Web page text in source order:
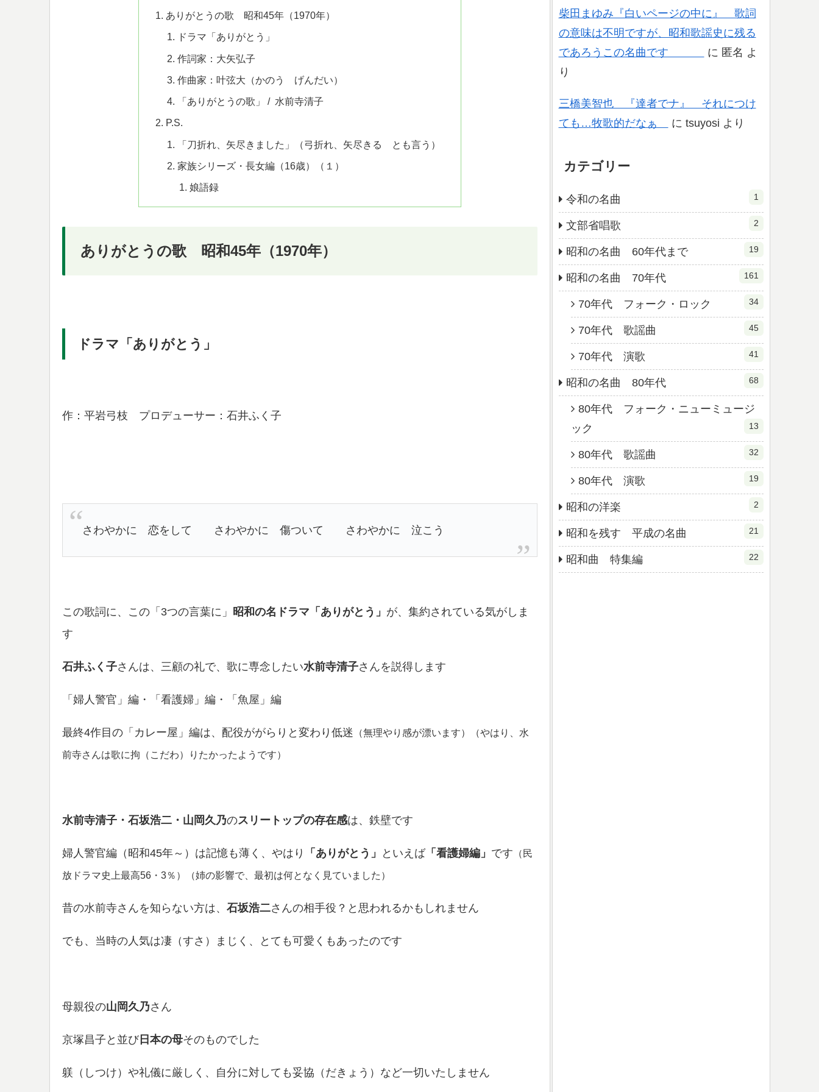
ありがとうの歌 昭和45年（1970年）
ドラマ「ありがとう」
作詞家：大矢弘子
作曲家：叶弦大（かのう げんだい）
「ありがとうの歌」 / 水前寺清子
P.S.
「刀折れ、矢尽きました」（弓折れ、矢尽きる とも言う）
家族シリーズ・長女編（16歳）（１）
娘語録
ありがとうの歌 昭和45年（1970年）
ドラマ「ありがとう」
作：平岩弓枝 プロデューサー：石井ふく子
さわやかに 恋をして さわやかに 傷ついて さわやかに 泣こう
この歌詞に、この「3つの言葉に」 昭和の名ドラマ「ありがとう」 が、集約されている気がしま
す
石井ふく子さんは、三顧の礼で、歌に専念したい水前寺清子さんを説得します
「婦人警官」編・「看護婦」編・「魚屋」編
最終4作目の「カレー屋」編は、配役ががらりと変わり低迷 （無理やり感が漂います） （やはり、水
前寺さんは歌に拘（こだわ）りたかったようです）
水前寺清子・石坂浩二・山岡久乃のスリートップの存在感は、鉄壁です
婦人警官編（昭和45年～）は記憶も薄く、やはり 「ありがとう」 といえば「看護婦編」 です （民
放ドラマ史上最高56・3％）（姉の影響で、最初は何となく見ていました）
昔の水前寺さんを知らない方は、 石坂浩二さんの相手役？と思われるかもしれません
でも、当時の人気は凄（すさ）まじく、とても可愛くもあったのです
母親役の山岡久乃さん
京塚昌子と並び日本の母そのものでした
躾（しつけ）や礼儀に厳しく、自分に対しても妥協（だきょう）など一切いたしません
柴田まゆみ『白いページの中に』 歌詞
の意味は不明ですが、昭和歌謡史に残る
であろうこの名曲です
に 匿名 よ
り
三橋美智也 『達者でナ』 それにつけ
ても…牧歌的だなぁ
に tsuyosi より
カテゴリー
令和の名曲 1
文部省唱歌 2
昭和の名曲 60年代まで 19
昭和の名曲 70年代 161
70年代 フォーク・ロック 34
70年代 歌謡曲 45
70年代 演歌 41
昭和の名曲 80年代 68
80年代 フォーク・ニューミュージ
ック
13
80年代 歌謡曲 32
80年代 演歌 19
昭和の洋楽 2
昭和を残す 平成の名曲 21
昭和曲 特集編 22